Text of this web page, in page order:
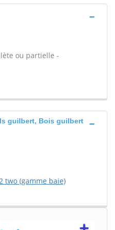
ou partielle -
guilbert, Bois guilbert
two (gamme baie)